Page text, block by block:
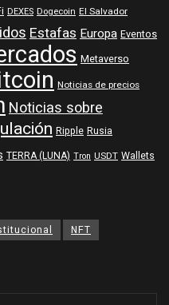
DEXES Dogecoin El Salvador
EstafasEuropa Eventos
Metaverso
Noticias de precios
Noticias sobre
Ripple Rusia
TERRA (LUNA) Tron USDT Wallets
NFT